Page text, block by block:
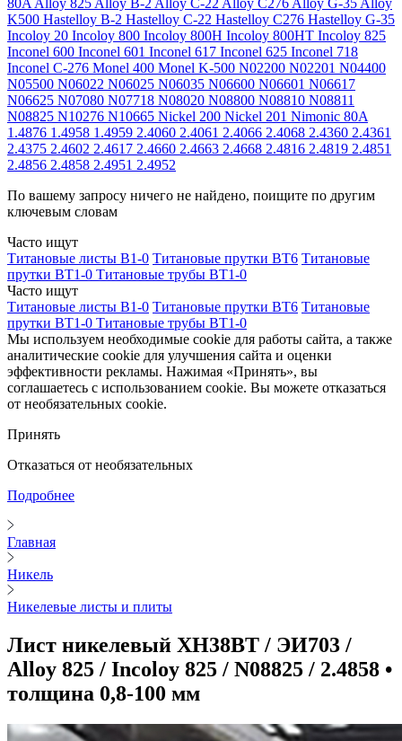
80A Alloy 825 Alloy B-2 Alloy C-22 Alloy C276 Alloy G-35 Alloy
K500 Hastelloy B-2 Hastelloy C-22 Hastelloy C276 Hastelloy G-35
Incoloy 20 Incoloy 800 Incoloy 800H Incoloy 800HT Incoloy 825
Inconel 600 Inconel 601 Inconel 617 Inconel 625 Inconel 718
Inconel C-276 Monel 400 Monel K-500 N02200 N02201 N04400
N05500 N06022 N06025 N06035 N06600 N06601 N06617
N06625 N07080 N07718 N08020 N08800 N08810 N08811
N08825 N10276 N10665 Nickel 200 Nickel 201 Nimonic 80A
1.4876 1.4958 1.4959 2.4060 2.4061 2.4066 2.4068 2.4360 2.4361
2.4375 2.4602 2.4617 2.4660 2.4663 2.4668 2.4816 2.4819 2.4851
2.4856 2.4858 2.4951 2.4952
По вашему запросу ничего не найдено, поищите по другим
ключевым словам
Часто ищут
Титановые листы В1-0 Титановые прутки ВТ6 Титановые
прутки ВТ1-0 Титановые трубы ВТ1-0
Часто ищут
Титановые листы В1-0 Титановые прутки ВТ6 Титановые
прутки ВТ1-0 Титановые трубы ВТ1-0
Мы используем необходимые cookie для работы сайта, а также
аналитические cookie для улучшения сайта и оценки
эффективности рекламы. Нажимая «Принять», вы
соглашаетесь с использованием cookie. Вы можете отказаться
от необязательных cookie.
Принять
Отказаться от необязательных
Подробнее
Главная
Никель
Никелевые листы и плиты
Лист никелевый ХН38ВТ / ЭИ703 /
Alloy 825 / Incoloy 825 / N08825 / 2.4858 •
толщина 0,8-100 мм